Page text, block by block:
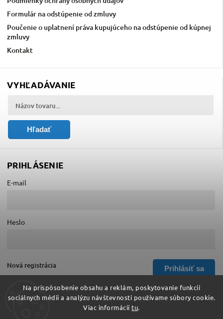
Na prispôsobenie obsahu a reklám, poskytovanie funkcií
sociálnych médií a analýzu návštevnosti používame súbory cookie.
Viac informácií tu.
Formulár na odstúpenie od zmluvy
Poučenie o uplatnení práva kupujúceho na odstúpenie od kúpnej
zmluvy
Kontakt
VYHĽADÁVANIE
Hľadať
PRIHLÁSENIE
E-mail
Heslo
Prihlásiť sa
Nová registrácia
Zabudnuté heslo